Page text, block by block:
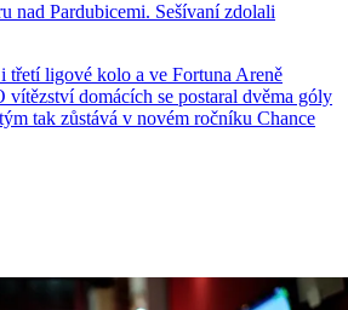
nad Pardubicemi. Sešívaní zdolali
třetí ligové kolo a ve Fortuna Areně
vítězství domácích se postaral dvěma góly
tak zůstává v novém ročníku Chance